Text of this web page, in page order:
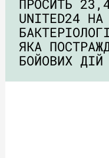
ПРОСИТЬ
UNITED24
ЯКА
БОЙОВИХ ДІЙ